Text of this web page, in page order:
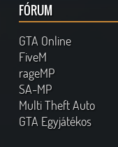
FÓRUM
GTA Online
FiveM
rageMP
SA-MP
Multi Theft Auto
GTA Egyjátékos